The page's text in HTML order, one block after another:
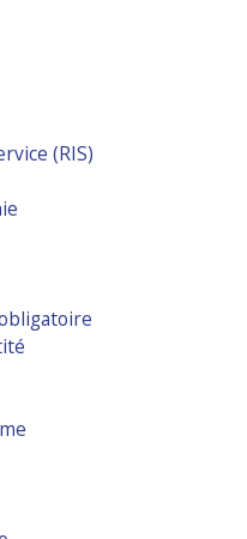
(RIS)